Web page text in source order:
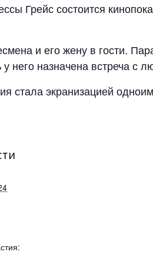
Грейс состоится
и его жену в гости.
у него назначена встреча с
стала экранизацией